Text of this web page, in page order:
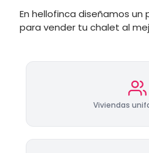
En hellofinca diseñamos un
para vender tu chalet al
Viviendas